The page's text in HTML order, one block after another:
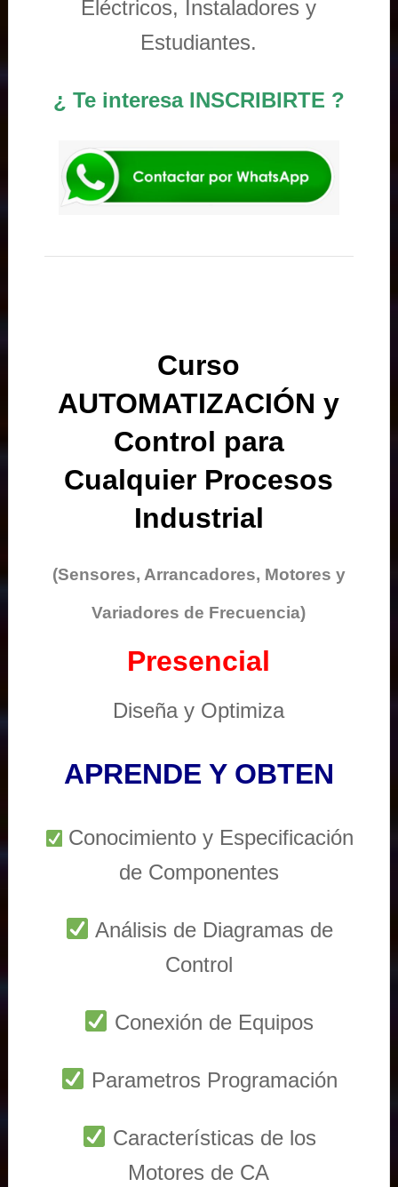
Eléctricos, Instaladores y
Estudiantes.
¿ Te interesa INSCRIBIRTE ?
Curso
AUTOMATIZACIÓN y
Control para
Cualquier Procesos
Industrial
(Sensores, Arrancadores, Motores y
Variadores de Frecuencia)
Presencial
Diseña y Optimiza
APRENDE Y OBTEN
Conocimiento y Especificación
de Componentes
Análisis de Diagramas de
Control
Conexión de Equipos
Parametros Programación
Características de los
Motores de CA